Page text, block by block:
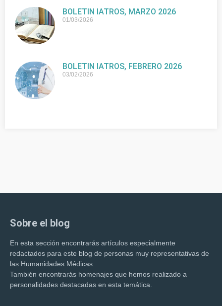
BOLETIN IATROS, MARZO 2026
01/03/2026
BOLETIN IATROS, FEBRERO 2026
03/02/2026
Sobre el blog
En esta sección encontrarás artículos especialmente
redactados para este blog de personas muy representativas de
las Humanidades Médicas.
También encontrarás homenajes que hemos realizado a
personalidades destacadas en esta temática.